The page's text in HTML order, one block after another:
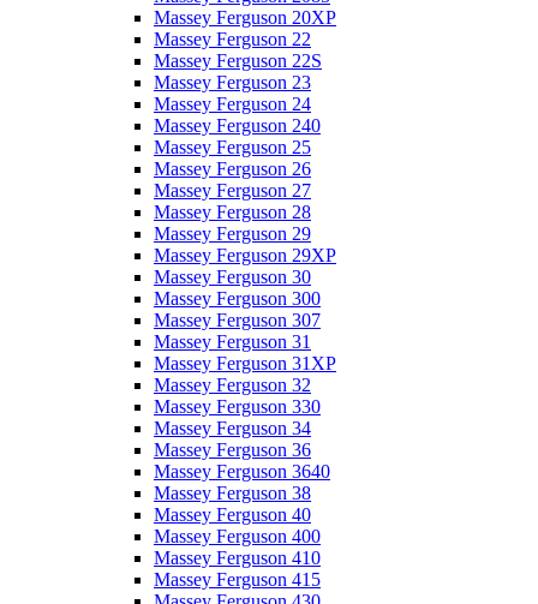
Massey Ferguson 20XP
Massey Ferguson 22
Massey Ferguson 22S
Massey Ferguson 23
Massey Ferguson 24
Massey Ferguson 240
Massey Ferguson 25
Massey Ferguson 26
Massey Ferguson 27
Massey Ferguson 28
Massey Ferguson 29
Massey Ferguson 29XP
Massey Ferguson 30
Massey Ferguson 300
Massey Ferguson 307
Massey Ferguson 31
Massey Ferguson 31XP
Massey Ferguson 32
Massey Ferguson 330
Massey Ferguson 34
Massey Ferguson 36
Massey Ferguson 3640
Massey Ferguson 38
Massey Ferguson 40
Massey Ferguson 400
Massey Ferguson 410
Massey Ferguson 415